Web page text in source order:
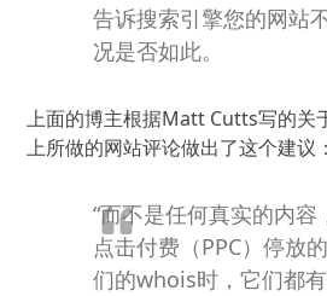
告诉搜索引擎您的网站
况是否如此。
上面的博主根据Matt Cutts写的关
上所做的网站评论做出了这个建议：
“而不是任何真实的内
点击付费（PPC）停放
们的whois时，它们都